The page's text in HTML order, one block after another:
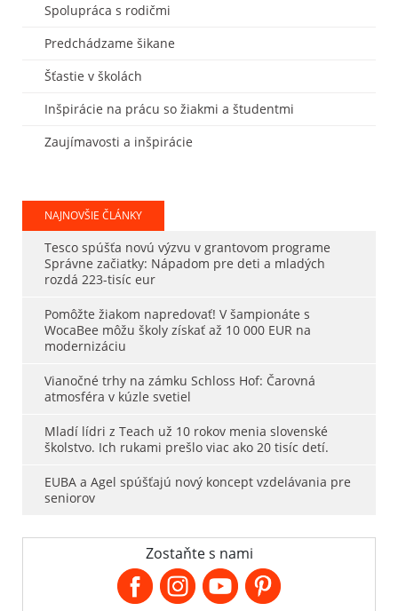
Spolupráca s rodičmi
Predchádzame šikane
Šťastie v školách
Inšpirácie na prácu so žiakmi a študentmi
Zaujímavosti a inšpirácie
NAJNOVŠIE ČLÁNKY
Tesco spúšťa novú výzvu v grantovom programe
Správne začiatky: Nápadom pre deti a mladých
rozdá 223-tisíc eur
Pomôžte žiakom napredovať! V šampionáte s
WocaBee môžu školy získať až 10 000 EUR na
modernizáciu
Vianočné trhy na zámku Schloss Hof: Čarovná
atmosféra v kúzle svetiel
Mladí lídri z Teach už 10 rokov menia slovenské
školstvo. Ich rukami prešlo viac ako 20 tisíc detí.
EUBA a Agel spúšťajú nový koncept vzdelávania pre
seniorov
Zostaňte s nami